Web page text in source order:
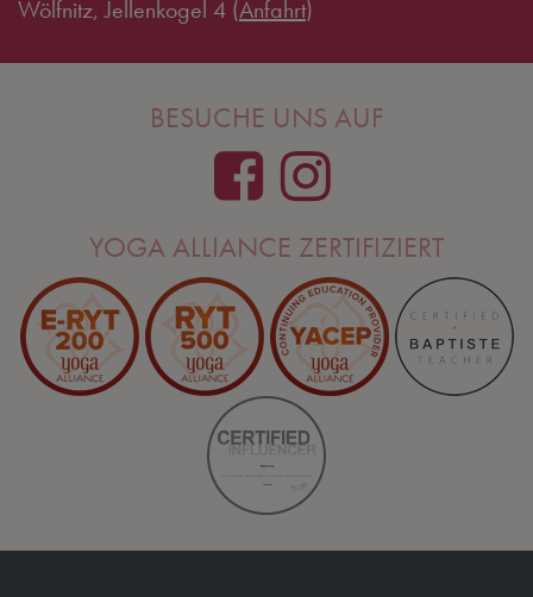
Wölfnitz, Jellenkogel 4 (Anfahrt)
BESUCHE UNS AUF
YOGA ALLIANCE ZERTIFIZIERT